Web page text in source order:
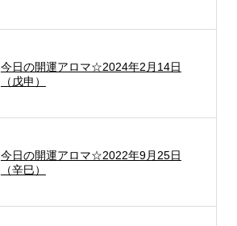
今日の開運アロマ☆2024年2月14日
（戊申）
今日の開運アロマ☆2022年9月25日
（辛巳）